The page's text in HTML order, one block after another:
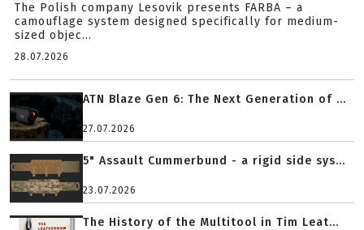
The Polish company Lesovik presents FARBA – a
camouflage system designed specifically for medium-
sized objec...
28.07.2026
ATN Blaze Gen 6: The Next Generation of ...
27.07.2026
5" Assault Cummerbund - a rigid side sys...
23.07.2026
The History of the Multitool in Tim Leat...